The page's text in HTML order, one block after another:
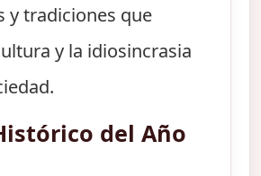
y tradiciones que
y la idiosincrasia
del Año